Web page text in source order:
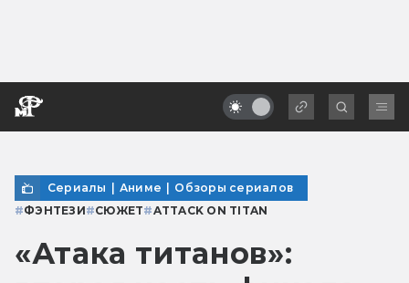
Сериалы | Аниме | Обзоры сериалов
#ФЭНТЕЗИ#СЮЖЕТ#ATTACK ON TITAN
«Атака титанов»: